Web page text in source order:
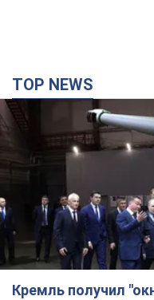
TOP NEWS
Кремль получил